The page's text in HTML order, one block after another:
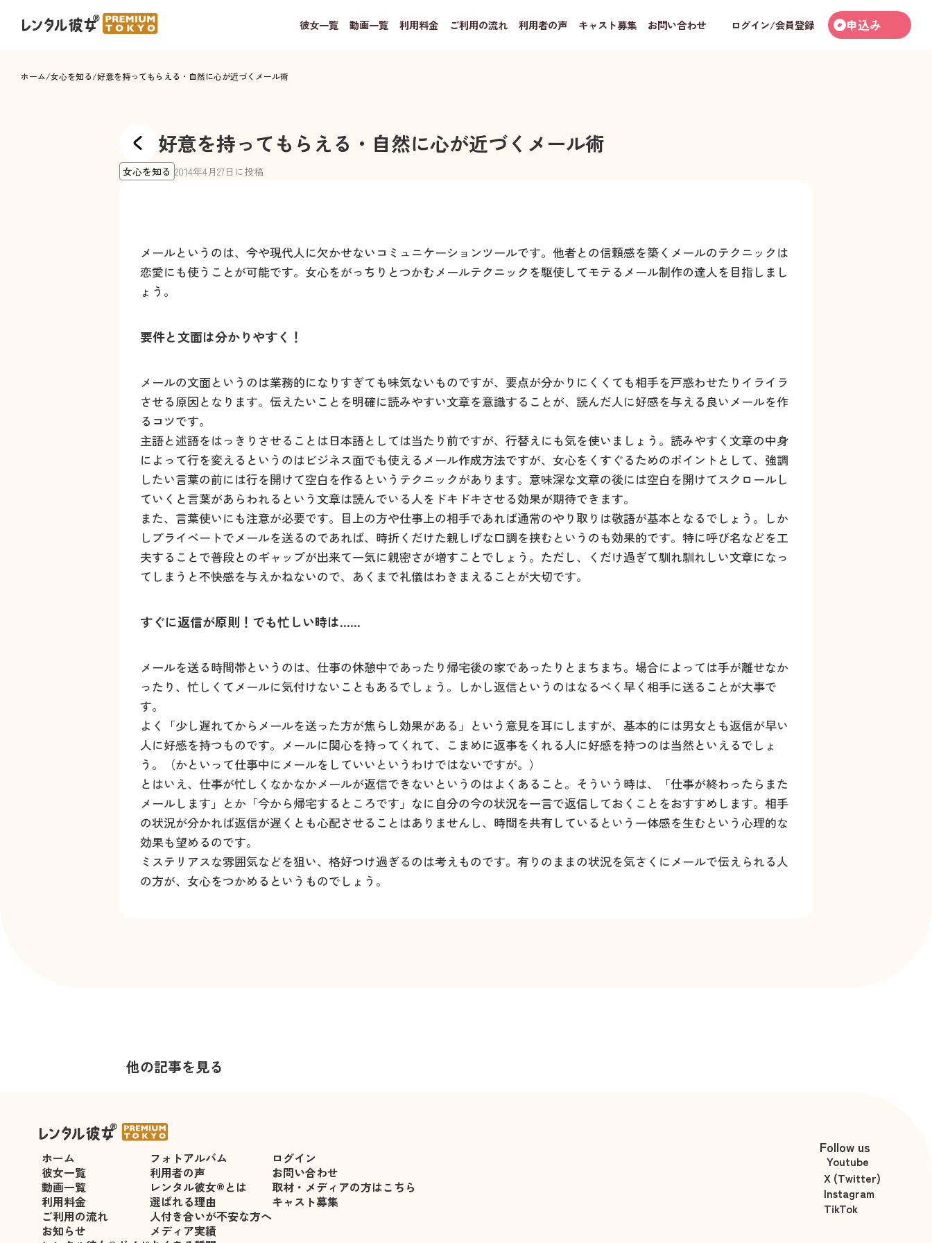
彼女一覧 動画一覧 利用料金 ご利用の流れ 利用者の声 キャスト募集 お問い合わせ ログイン/会員登録 申込み
ホーム/女心を知る/好意を持ってもらえる・自然に心が近づくメール術
好意を持ってもらえる・自然に心が近づくメール術
女心を知る 2014年4月27日に投稿
メールというのは、今や現代人に欠かせないコミュニケーションツールです。他者との信頼感を築くメールのテクニックは
恋愛にも使うことが可能です。女心をがっちりとつかむメールテクニックを駆使してモテるメール制作の達人を目指しまし
ょう。
要件と文面は分かりやすく！
メールの文面というのは業務的になりすぎても味気ないものですが、要点が分かりにくくても相手を戸惑わせたりイライラ
させる原因となります。伝えたいことを明確に読みやすい文章を意識することが、読んだ人に好感を与える良いメールを作
るコツです。
主語と述語をはっきりさせることは日本語としては当たり前ですが、行替えにも気を使いましょう。読みやすく文章の中身
によって行を変えるというのはビジネス面でも使えるメール作成方法ですが、女心をくすぐるためのポイントとして、強調
したい言葉の前には行を開けて空白を作るというテクニックがあります。意味深な文章の後には空白を開けてスクロールし
ていくと言葉があらわれるという文章は読んでいる人をドキドキさせる効果が期待できます。
また、言葉使いにも注意が必要です。目上の方や仕事上の相手であれば通常のやり取りは敬語が基本となるでしょう。しか
しプライベートでメールを送るのであれば、時折くだけた親しげな口調を挟むというのも効果的です。特に呼び名などを工
夫することで普段とのギャップが出来て一気に親密さが増すことでしょう。ただし、くだけ過ぎて馴れ馴れしい文章になっ
てしまうと不快感を与えかねないので、あくまで礼儀はわきまえることが大切です。
すぐに返信が原則！でも忙しい時は……
メールを送る時間帯というのは、仕事の休憩中であったり帰宅後の家であったりとまちまち。場合によっては手が離せなか
ったり、忙しくてメールに気付けないこともあるでしょう。しかし返信というのはなるべく早く相手に送ることが大事で
す。
よく「少し遅れてからメールを送った方が焦らし効果がある」という意見を耳にしますが、基本的には男女とも返信が早い
人に好感を持つものです。メールに関心を持ってくれて、こまめに返事をくれる人に好感を持つのは当然といえるでしょ
う。（かといって仕事中にメールをしていいというわけではないですが。）
とはいえ、仕事が忙しくなかなかメールが返信できないというのはよくあること。そういう時は、「仕事が終わったらまた
メールします」とか「今から帰宅するところです」なに自分の今の状況を一言で返信しておくことをおすすめします。相手
の状況が分かれば返信が遅くとも心配させることはありませんし、時間を共有しているという一体感を生むという心理的な
効果も望めるのです。
ミステリアスな雰囲気などを狙い、格好つけ過ぎるのは考えものです。有りのままの状況を気さくにメールで伝えられる人
の方が、女心をつかめるというものでしょう。
他の記事を見る
ホーム
彼女一覧
動画一覧
利用料金
ご利用の流れ
お知らせ
フォトアルバム
利用者の声
レンタル彼女®とは
選ばれる理由
人付き合いが不安な方へ
メディア実績
ログイン
お問い合わせ
取材・メディアの方はこちら
キャスト募集
Follow us
Youtube
X (Twitter)
Instagram
TikTok